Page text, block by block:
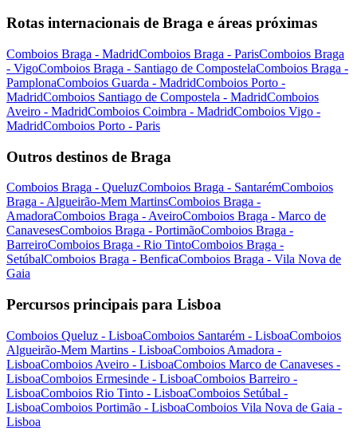
Rotas internacionais de Braga e áreas próximas
Comboios Braga - MadridComboios Braga - ParisComboios Braga
- VigoComboios Braga - Santiago de CompostelaComboios Braga -
PamplonaComboios Guarda - MadridComboios Porto -
MadridComboios Santiago de Compostela - MadridComboios
Aveiro - MadridComboios Coimbra - MadridComboios Vigo -
MadridComboios Porto - Paris
Outros destinos de Braga
Comboios Braga - QueluzComboios Braga - SantarémComboios
Braga - Algueirão-Mem MartinsComboios Braga -
AmadoraComboios Braga - AveiroComboios Braga - Marco de
CanavesesComboios Braga - PortimãoComboios Braga -
BarreiroComboios Braga - Rio TintoComboios Braga -
SetúbalComboios Braga - BenficaComboios Braga - Vila Nova de
Gaia
Percursos principais para Lisboa
Comboios Queluz - LisboaComboios Santarém - LisboaComboios
Algueirão-Mem Martins - LisboaComboios Amadora -
LisboaComboios Aveiro - LisboaComboios Marco de Canaveses -
LisboaComboios Ermesinde - LisboaComboios Barreiro -
LisboaComboios Rio Tinto - LisboaComboios Setúbal -
LisboaComboios Portimão - LisboaComboios Vila Nova de Gaia -
Lisboa